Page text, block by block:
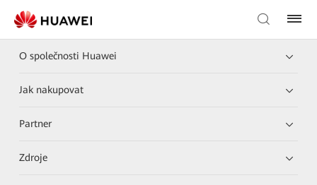
O společnosti Huawei
Jak nakupovat
Partner
Zdroje